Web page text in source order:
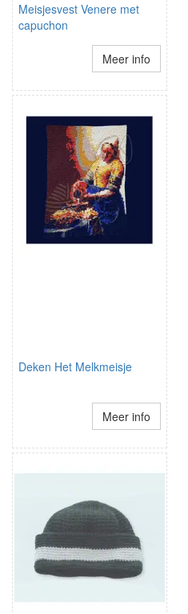
Meisjesvest Venere met
capuchon
Meer info
Deken Het Melkmeisje
Meer info